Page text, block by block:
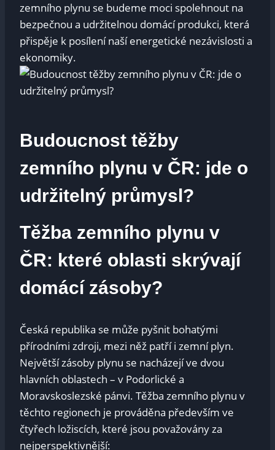
zemního plynu se budeme moci spolehnout na
bezpečnou a udržitelnou domácí produkci, která
přispěje k posílení naší energetické nezávislosti a
ekonomiky.
Budoucnost těžby
zemního plynu v ČR: jde o
udržitelný průmysl?
Těžba zemního plynu v
ČR: které oblasti skrývají
domácí zásoby?
Česká republika se může pyšnit bohatými
přírodními zdroji, mezi něž patří i zemní plyn.
Největší zásoby plynu se nacházejí ve dvou
hlavních oblastech – v Podorlické a
Moravskoslezské pánvi. Těžba zemního plynu v
těchto regionech je prováděna především ve
čtyřech ložiscích, které jsou považovány za
nejperspektivnější: